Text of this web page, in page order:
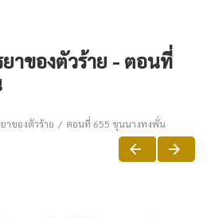
าของตัวร้าย - ตอนที่
าของตัวร้าย ตอนที่ 655 ขุนนางทงพั่น